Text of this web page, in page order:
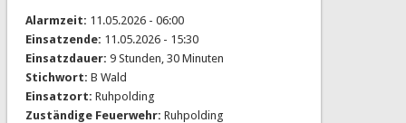
Alarmzeit: 11.05.2026 - 06:00
Einsatzende: 11.05.2026 - 15:30
Einsatzdauer: 9 Stunden, 30 Minuten
Stichwort: B Wald
Einsatzort: Ruhpolding
Zuständige Feuerwehr: Ruhpolding